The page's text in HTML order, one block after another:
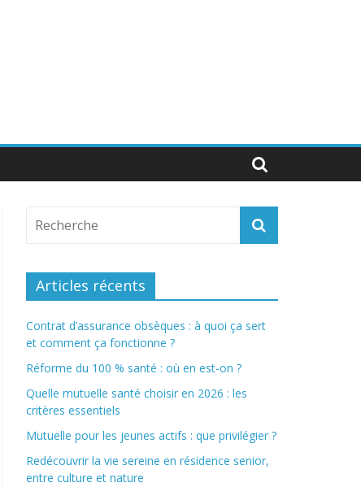
Articles récents
Contrat d’assurance obsèques : à quoi ça sert
et comment ça fonctionne ?
Réforme du 100 % santé : où en est-on ?
Quelle mutuelle santé choisir en 2026 : les
critères essentiels
Mutuelle pour les jeunes actifs : que privilégier ?
Redécouvrir la vie sereine en résidence senior,
entre culture et nature